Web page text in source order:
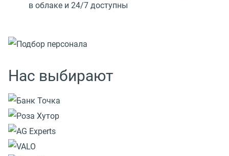
в облаке и 24/7 доступны
Нас выбирают